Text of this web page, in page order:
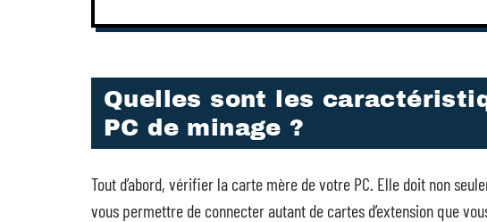
Quelles sont les
PC de minage ?
Tout d’abord, vérifier la carte mère de votre PC. Elle doit non
vous permettre de connecter autant de cartes d’extension que